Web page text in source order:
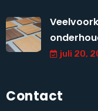
juli 20,
Contact